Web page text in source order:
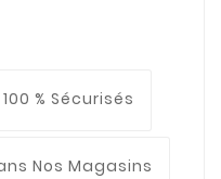
% Sécurisés
Nos Magasins